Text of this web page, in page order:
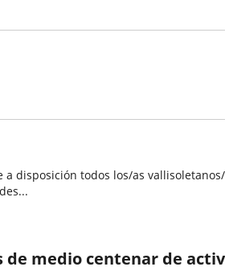
disposición todos los/as
de medio centenar de